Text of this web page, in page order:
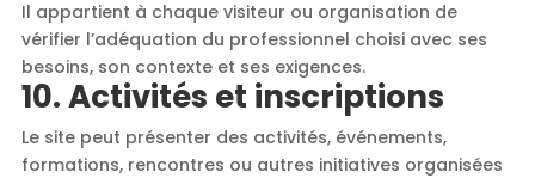
Il appartient à chaque visiteur ou organisation de
vérifier l’adéquation du professionnel choisi avec ses
besoins, son contexte et ses exigences.
10. Activités et inscriptions
Le site peut présenter des activités, événements,
formations, rencontres ou autres initiatives organisées